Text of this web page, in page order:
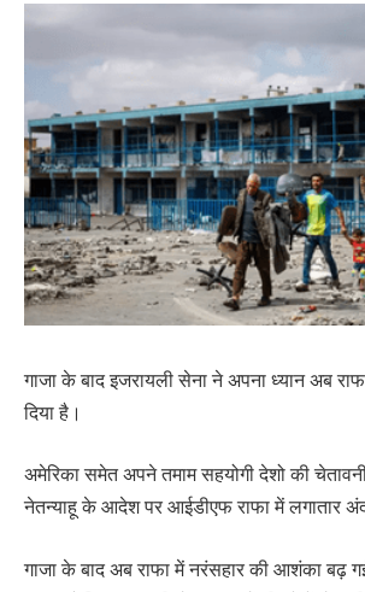
गाजा के बाद इजरायली सेना ने अपना ध्यान अब
दिया है।
अमेरिका समेत अपने तमाम सहयोगी देशो की
नेतन्याहू के आदेश पर आईडीएफ राफा में लगातार
गाजा के बाद अब राफा में नरंसहार की आशंका बढ़ गई